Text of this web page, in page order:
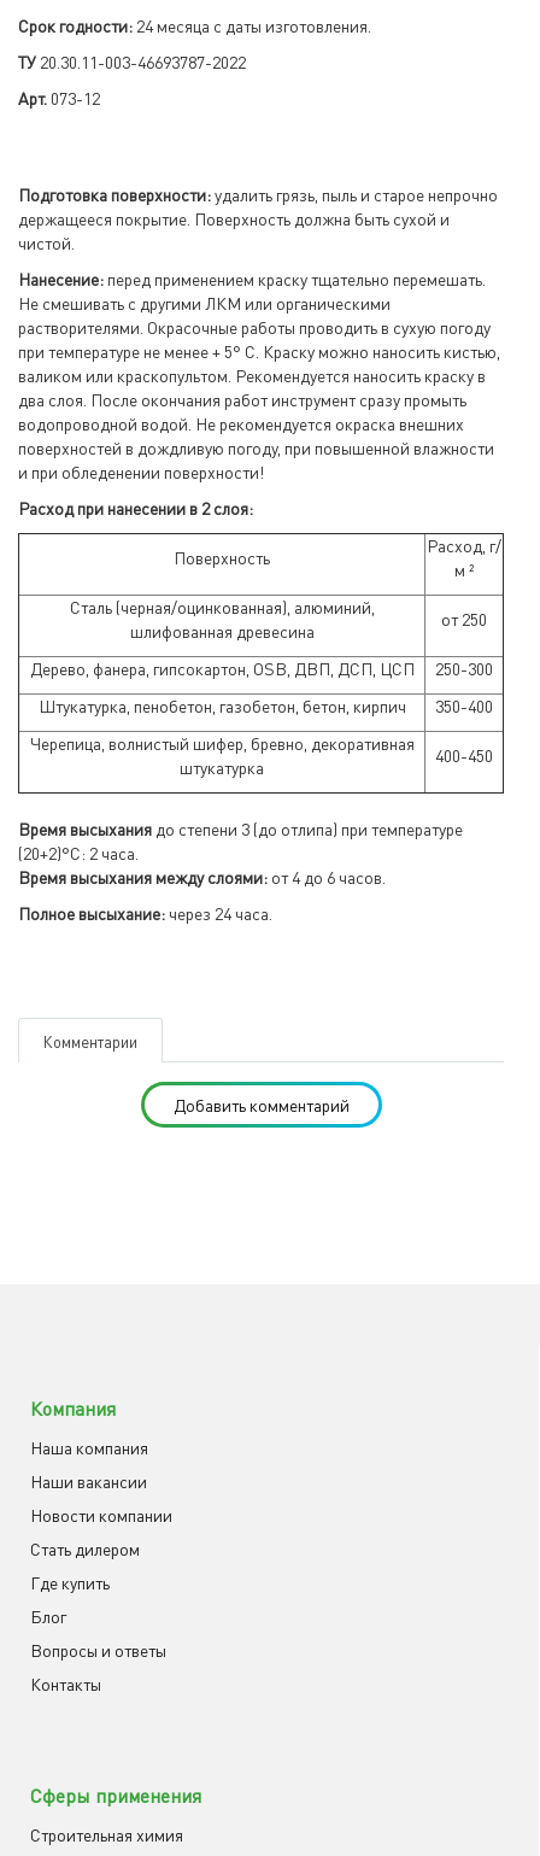
Срок годности: 24 месяца с даты изготовления.
ТУ 20.30.11-003-46693787-2022
Арт. 073-12
Подготовка поверхности:удалить грязь, пыль и старое непрочно
держащееся покрытие. Поверхность должна быть сухой и
чистой.
Нанесение: перед применением краску тщательно перемешать.
Не смешивать с другими ЛКМ или органическими
растворителями. Окрасочные работы проводить в сухую погоду
при температуре не менее + 5° С. Краску можно наносить кистью,
валиком или краскопультом. Рекомендуется наносить краску в
два слоя. После окончания работ инструмент сразу промыть
водопроводной водой. Не рекомендуется окраска внешних
поверхностей в дождливую погоду, при повышенной влажности
и при обледенении поверхности!
Расход при нанесении в 2 слоя:
Поверхность
Расход, г/
м ²
Сталь (черная/оцинкованная), алюминий,
шлифованная древесина
от 250
Дерево, фанера, гипсокартон, OSB, ДВП, ДСП, ЦСП
250-300
Штукатурка, пенобетон, газобетон, бетон, кирпич
350-400
Черепица, волнистый шифер, бревно, декоративная
штукатурка
400-450
Время высыхания до степени 3 (до отлипа) при температуре
(20+2)°С: 2 часа.
Время высыхания между слоями: от 4 до 6 часов.
Полное высыхание: через 24 часа.
Комментарии
Добавить комментарий
Компания
Наша компания
Наши вакансии
Новости компании
Cтать дилером
Где купить
Блог
Вопросы и ответы
Контакты
Сферы применения
Строительная химия